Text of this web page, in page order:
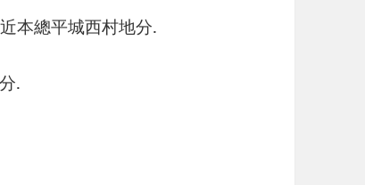
本總平城西村地分.
.